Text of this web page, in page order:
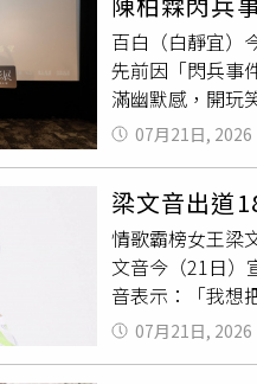
《德古拉的新娘
吸血鬼傳說，打
開驚險刺激的奇
溫馨又充滿勇氣
歷程」。（圖／
台相關人士透露
近，不僅在工作
於電視劇與舞台
己的藍寶堅尼前
期間引發外界關
山凌輝所屬事
看待。」雙方並
布結婚後，原本
《週刊文春》預
級飯店的相關影
百白（白靜宜）
先前因「閃兵事
滿幽默感，開玩
啊！IG 有按讚
好好想一想，
「我也非常期
說，不能躁進。
默開起玩笑：「
得很讚，但拍謝
英文、玩「皮克
日捐、二日捐；
會（聯合勸募
07月21日, 2026
梁文音出道
情歌霸榜女王梁
文音今（21日）
音表示：「我想
的心。」梁文音
她也回憶起剛
07月21日, 2026